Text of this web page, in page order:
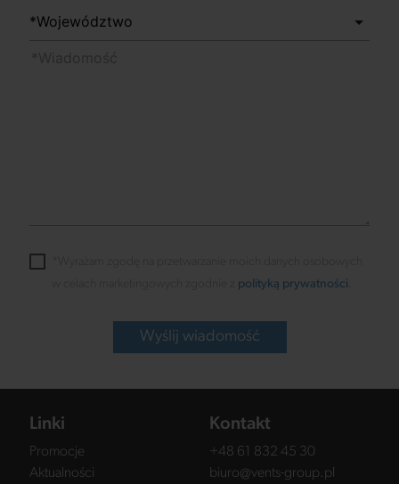
polityką prywatności
Wyślij wiadomość
Linki
Promocje
Aktualności
Kontakt
+48 61 832 45 30
biuro@vents-group.pl